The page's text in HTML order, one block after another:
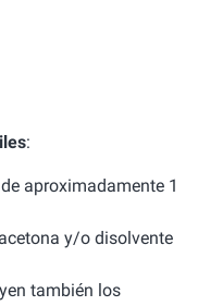
:
aproximadamente 1
y/o disolvente
también los